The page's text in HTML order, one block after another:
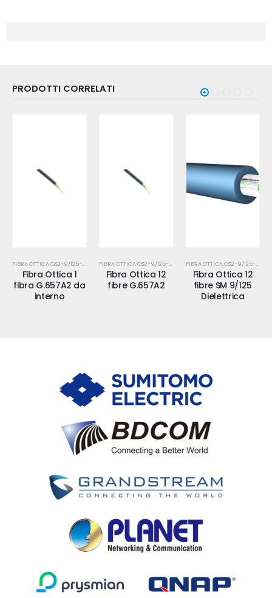
PRODOTTI CORRELATI
FIBRA OTTICA OS2-9/125-SM-FTTH
Fibra Ottica 1
fibra G.657A2 da
interno
FIBRA OTTICA OS2-9/125-SM-FTTH
Fibra Ottica 12
fibre G.657A2
FIBRA OTTICA OS2-9/125-SM-FTTH
Fibra Ottica 12
fibre SM 9/125
Dielettrica